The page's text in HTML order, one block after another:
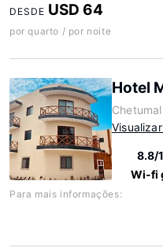
DESDE USD 64
por quarto / por noite
Hotel
8.8/
Wi-fi
Para mais informações: